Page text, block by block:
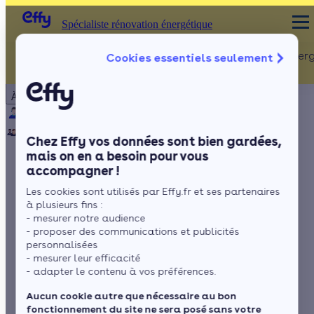
Cookies essentiels seulement
Chez Effy vos données sont bien gardées,
mais on en a besoin pour vous
accompagner !
Les cookies sont utilisés par Effy.fr et ses partenaires
à plusieurs fins :
- mesurer notre audience
- proposer des communications et publicités
personnalisées
- mesurer leur efficacité
- adapter le contenu à vos préférences.
Aucun cookie autre que nécessaire au bon
fonctionnement du site ne sera posé sans votre
À propos
Notre équipe
Rejoignez-nous Presse
Spécialiste rénovation énergétique Rénovation
Murs
Sols
Spécialiste rénovation énergétique
Le prêt avance
mutation (PAM) pour
financer vos travaux
d’économie d’énergie